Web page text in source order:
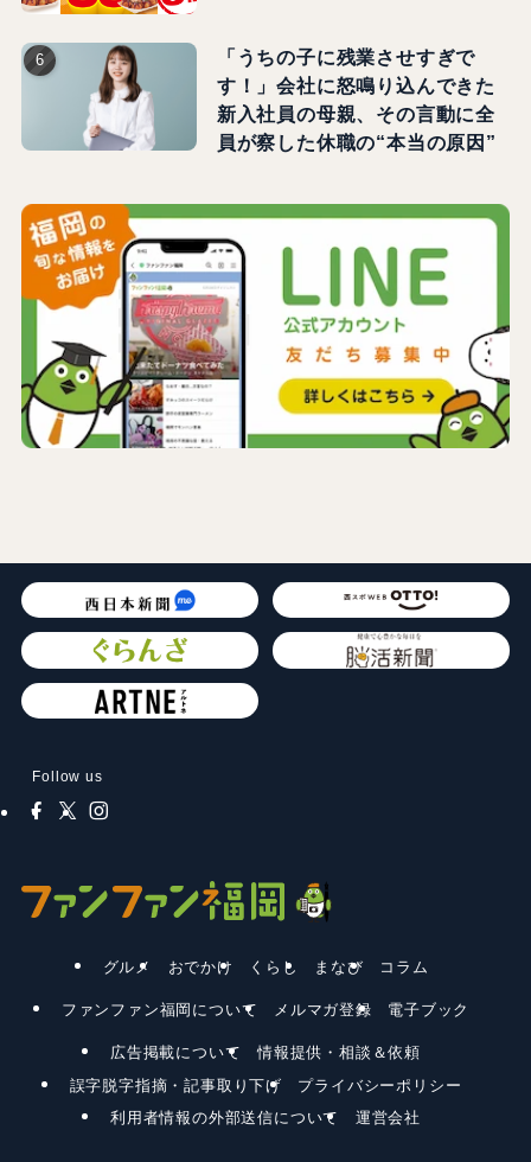
「うちの子に残業させすぎで
す！」会社に怒鳴り込んできた
新入社員の母親、その言動に全
員が察した休職の“本当の原因”
Follow us
グルメ おでかけ くらし まなび コラム
ファンファン福岡について メルマガ登録 電子ブック
広告掲載について
情報提供・相談＆依頼
誤字脱字指摘・記事取り下げ
プライバシーポリシー
利用者情報の外部送信について
運営会社